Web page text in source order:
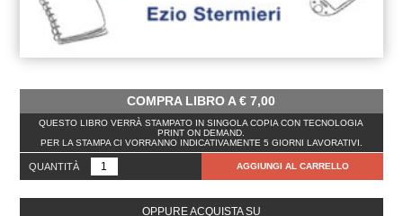
COMPRA LIBRO A€ 7,00
QUESTO LIBRO VERRÀ STAMPATO IN SINGOLA COPIA CON TECNOLOGIA
PRINT ON DEMAND.
PER LA STAMPA CI VORRANNO INDICATIVAMENTE 5 GIORNI LAVORATIVI.
QUANTITÀ AGGIUNGI AL CARRELLO
OPPURE ACQUISTA SU